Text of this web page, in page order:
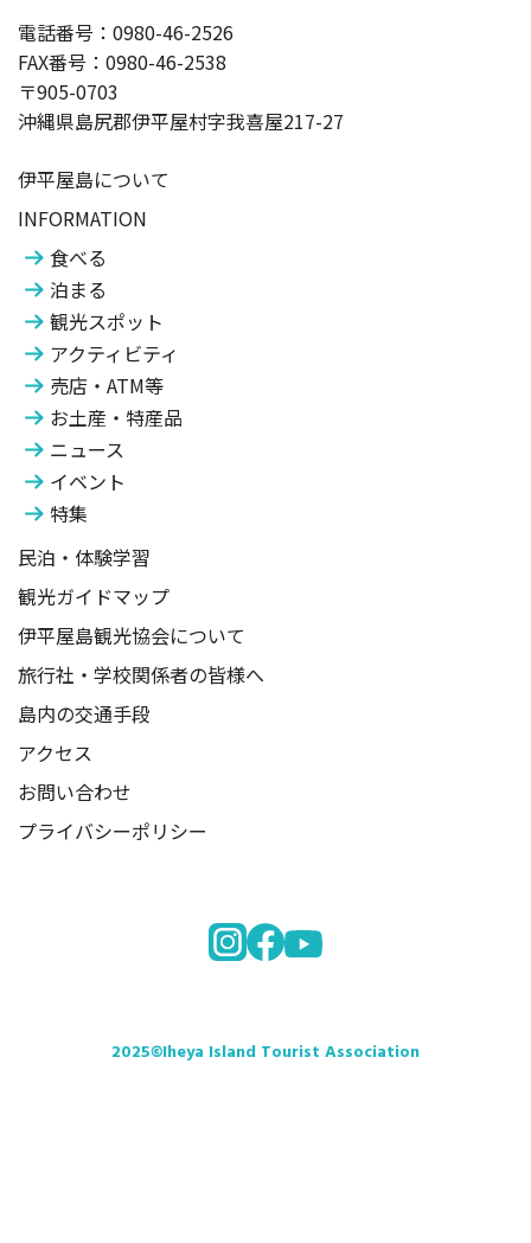
電話番号：0980-46-2526
FAX番号：0980-46-2538
〒905-0703
沖縄県島尻郡伊平屋村字我喜屋217-27
伊平屋島について
INFORMATION
食べる
泊まる
観光スポット
アクティビティ
売店・ATM等
お土産・特産品
ニュース
イベント
特集
民泊・体験学習
観光ガイドマップ
伊平屋島観光協会について
旅行社・学校関係者の皆様へ
島内の交通手段
アクセス
お問い合わせ
プライバシーポリシー
2025©Iheya Island Tourist Association